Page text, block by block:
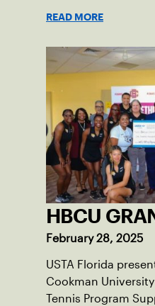
READ MORE
HBCU
February 28, 2025
USTA Florida
Cookman
Tennis Program